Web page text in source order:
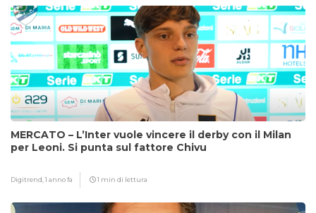
MERCATO – L’Inter vuole vincere il derby con il Milan
per Leoni. Si punta sul fattore Chivu
Digitrend,1 anno fa 1 min di lettura